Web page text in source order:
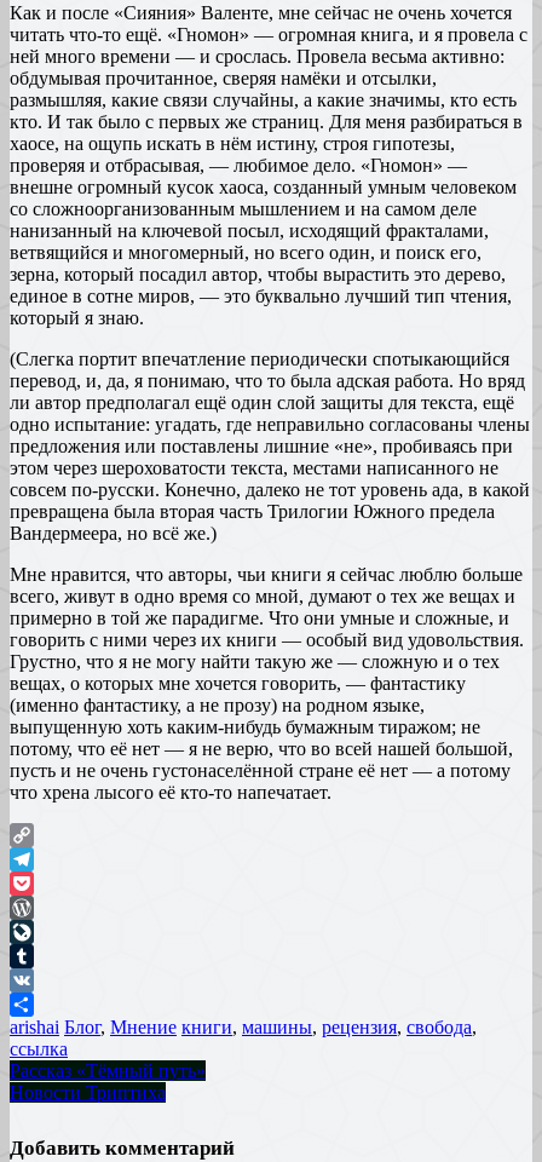
Как и после «Сияния» Валенте, мне сейчас не очень хочется
читать что-то ещё. «Гномон» — огромная книга, и я провела с
ней много времени — и срослась. Провела весьма активно:
обдумывая прочитанное, сверяя намёки и отсылки,
размышляя, какие связи случайны, а какие значимы, кто есть
кто. И так было с первых же страниц. Для меня разбираться в
хаосе, на ощупь искать в нём истину, строя гипотезы,
проверяя и отбрасывая, — любимое дело. «Гномон» —
внешне огромный кусок хаоса, созданный умным человеком
со сложноорганизованным мышлением и на самом деле
нанизанный на ключевой посыл, исходящий фракталами,
ветвящийся и многомерный, но всего один, и поиск его,
зерна, который посадил автор, чтобы вырастить это дерево,
единое в сотне миров, — это буквально лучший тип чтения,
который я знаю.
(Слегка портит впечатление периодически спотыкающийся
перевод, и, да, я понимаю, что то была адская работа. Но вряд
ли автор предполагал ещё один слой защиты для текста, ещё
одно испытание: угадать, где неправильно согласованы члены
предложения или поставлены лишние «не», пробиваясь при
этом через шероховатости текста, местами написанного не
совсем по-русски. Конечно, далеко не тот уровень ада, в какой
превращена была вторая часть Трилогии Южного предела
Вандермеера, но всё же.)
Мне нравится, что авторы, чьи книги я сейчас люблю больше
всего, живут в одно время со мной, думают о тех же вещах и
примерно в той же парадигме. Что они умные и сложные, и
говорить с ними через их книги — особый вид удовольствия.
Грустно, что я не могу найти такую же — сложную и о тех
вещах, о которых мне хочется говорить, — фантастику
(именно фантастику, а не прозу) на родном языке,
выпущенную хоть каким-нибудь бумажным тиражом; не
потому, что её нет — я не верю, что во всей нашей большой,
пусть и не очень густонаселённой стране её нет — а потому
что хрена лысого её кто-то напечатает.
Copy
Link
Telegram
Pocket
WordPress
LiveJournal
Tumblr
VK
Отправить
arishai Блог, Мнение книги, машины, рецензия, свобода,
ссылка
Рассказ «Тёмный путь»
Новости Триптиха
Добавить комментарий